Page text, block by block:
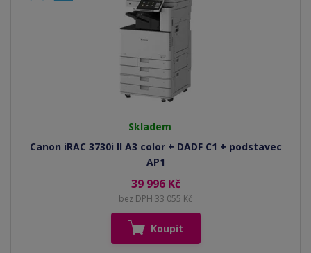
Skladem
Canon iRAC 3730i II A3 color + DADF C1 + podstavec
AP1
39 996 Kč
bez DPH 33 055 Kč
Koupit